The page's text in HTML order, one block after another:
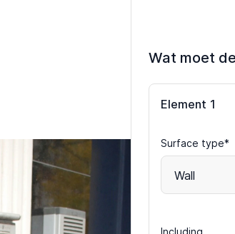
Wat moet
Element 1
Surface type*
Wall
Including